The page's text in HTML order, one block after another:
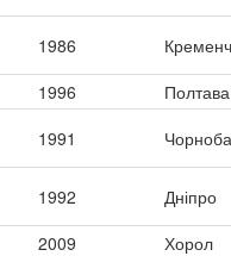
1986
1996
Полтава
1991
1992
Дніпро
2009
Хорол